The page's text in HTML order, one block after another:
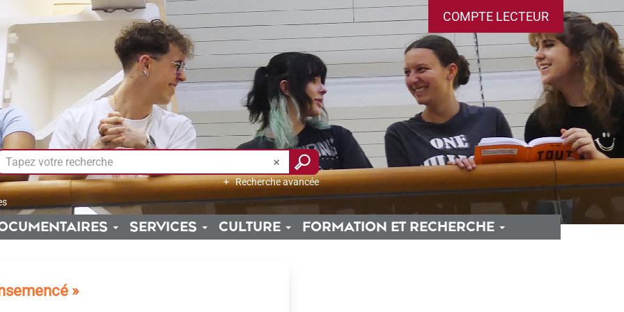
COMPTE LECTEUR
Recherche avancée
SERVICES CULTURE FORMATION ET RECHERCHE
»